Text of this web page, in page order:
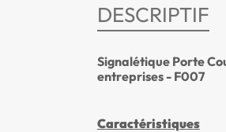
DESCRIPTIF
Signalétique Porte
entreprises - F007
Caractéristiques